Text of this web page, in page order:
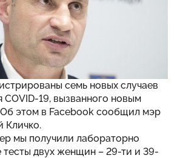
семь новых случаев
COVID-19, вызванного новым
этом в Facebook сообщил мэр
Кличко.
мы получили лабораторно
двух женщин – 29-ти и 39-